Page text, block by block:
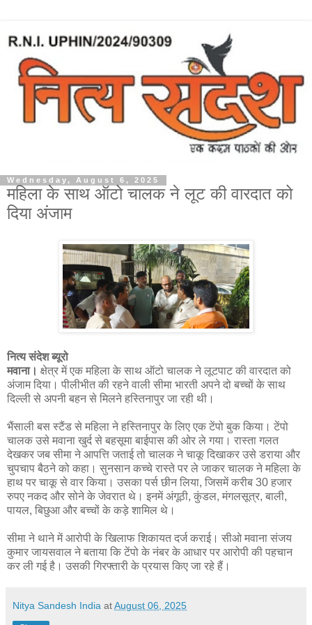
Wednesday, August 6, 2025
महिला के साथ ऑटो चालक ने लूट की वारदात को
दिया अंजाम
नित्य संदेश ब्यूरो
मवाना। क्षेत्र में एक महिला के साथ ऑटो चालक ने लूटपाट की वारदात को
अंजाम दिया। पीलीभीत की रहने वाली सीमा भारती अपने दो बच्चों के साथ
दिल्ली से अपनी बहन से मिलने हस्तिनापुर जा रही थी।
भैंसाली बस स्टैंड से महिला ने हस्तिनापुर के लिए एक टेंपो बुक किया। टेंपो
चालक उसे मवाना खुर्द से बहसूमा बाईपास की ओर ले गया। रास्ता गलत
देखकर जब सीमा ने आपत्ति जताई तो चालक ने चाकू दिखाकर उसे डराया और
चुपचाप बैठने को कहा। सुनसान कच्चे रास्ते पर ले जाकर चालक ने महिला के
हाथ पर चाकू से वार किया। उसका पर्स छीन लिया, जिसमें करीब 30 हजार
रुपए नकद और सोने के जेवरात थे। इनमें अंगूठी, कुंडल, मंगलसूत्र, बाली,
पायल, बिछुआ और बच्चों के कड़े शामिल थे।
सीमा ने थाने में आरोपी के खिलाफ शिकायत दर्ज कराई। सीओ मवाना संजय
कुमार जायसवाल ने बताया कि टेंपो के नंबर के आधार पर आरोपी की पहचान
कर ली गई है। उसकी गिरफ्तारी के प्रयास किए जा रहे हैं।
Nitya Sandesh India atAugust 06, 2025